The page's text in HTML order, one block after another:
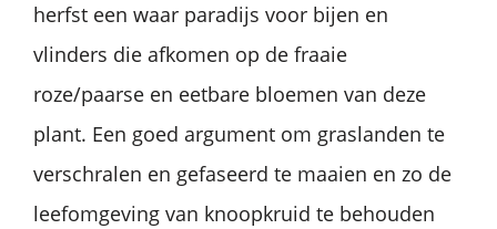
herfst een waar paradijs voor bijen en
vlinders die afkomen op de fraaie
roze/paarse en eetbare bloemen van deze
plant. Een goed argument om graslanden te
verschralen en gefaseerd te maaien en zo de
leefomgeving van knoopkruid te behouden